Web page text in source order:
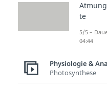
te
5/5 –
04:44
Physiologie &
Photosynthese